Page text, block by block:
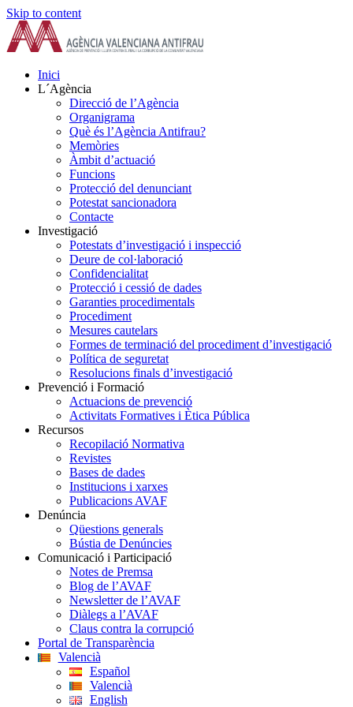
Skip to content
Inici
L´Agència
Direcció de l’Agència
Organigrama
Què és l’Agència Antifrau?
Memòries
Àmbit d’actuació
Funcions
Protecció del denunciant
Potestat sancionadora
Contacte
Investigació
Potestats d’investigació i inspecció
Deure de col·laboració
Confidencialitat
Protecció i cessió de dades
Garanties procedimentals
Procediment
Mesures cautelars
Formes de terminació del procediment d’investigació
Política de seguretat
Resolucions finals d’investigació
Prevenció i Formació
Actuacions de prevenció
Activitats Formatives i Ètica Pública
Recursos
Recopilació Normativa
Revistes
Bases de dades
Institucions i xarxes
Publicacions AVAF
Denúncia
Qüestions generals
Bústia de Denúncies
Comunicació i Participació
Notes de Premsa
Blog de l’AVAF
Newsletter de l’AVAF
Diàlegs a l’AVAF
Claus contra la corrupció
Portal de Transparència
Valencià
Español
Valencià
English